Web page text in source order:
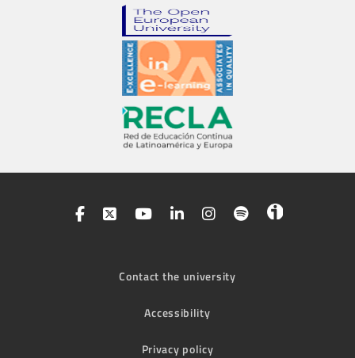
Contact the university
Accessibility
Privacy policy